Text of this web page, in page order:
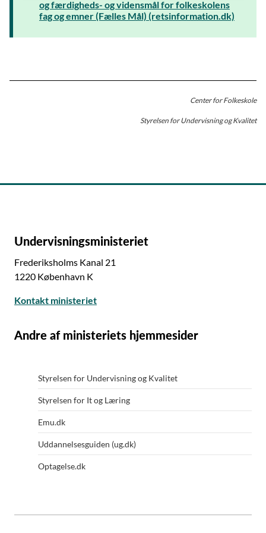
Læs mere om uddannelse og job (emu.dk)
Hent Fælles Mål for uddannelse og job (pdf)
og færdigheds- og vidensmål for folkeskolens
fag og emner (Fælles Mål) (retsinformation.dk)
Center for Folkeskole
Styrelsen for Undervisning og Kvalitet
Undervisningsministeriet
Frederiksholms Kanal 21
1220 København K
Kontakt ministeriet
Andre af ministeriets hjemmesider
Styrelsen for Undervisning og Kvalitet
Styrelsen for It og Læring
Emu.dk
Uddannelsesguiden (ug.dk)
Optagelse.dk